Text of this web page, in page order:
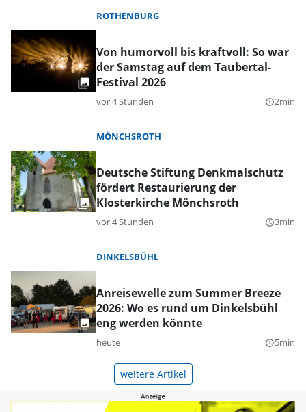
ROTHENBURG
Von humorvoll bis kraftvoll: So war
der Samstag auf dem Taubertal-
Festival 2026
vor 4 Stunden query_builder2min
MÖNCHSROTH
Deutsche Stiftung Denkmalschutz
fördert Restaurierung der
Klosterkirche Mönchsroth
vor 4 Stunden query_builder3min
DINKELSBÜHL
Anreisewelle zum Summer Breeze
2026: Wo es rund um Dinkelsbühl
eng werden könnte
heute query_builder5min
weitere Artikel